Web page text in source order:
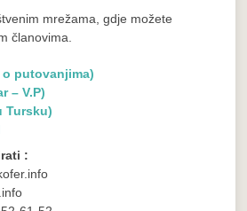
mrežama, gdje možete
članovima.
o putovanjima)
– V.P)
Tursku)
: